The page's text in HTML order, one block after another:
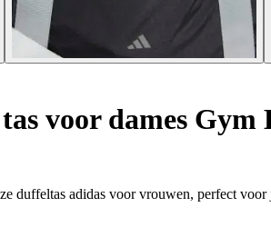
voor dames Gym
duffeltas adidas voor vrouwen, perfect